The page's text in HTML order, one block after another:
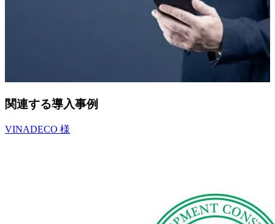
関連する導入事例
VINADECO 様